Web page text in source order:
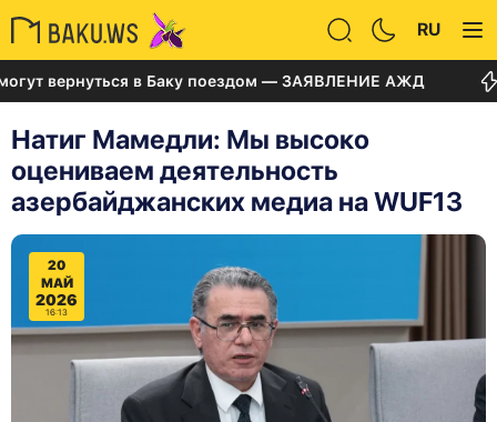
RU
в Баку поездом — ЗАЯВЛЕНИЕ АЖД Суд
Натиг Мамедли: Мы высоко
оцениваем деятельность
азербайджанских медиа на WUF13
20
МАЙ
2026
16:13